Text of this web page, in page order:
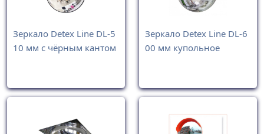
Зеркало Detex Line DL-5
10 мм с чёрным кантом
Зеркало Detex Line DL-6
00 мм купольное